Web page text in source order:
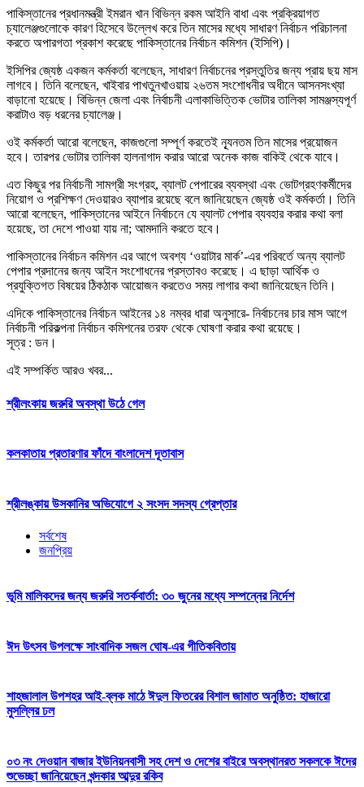
পাকিস্তানের প্রধানমন্ত্রী ইমরান খান বিভিন্ন রকম আইনি বাধা এবং প্রক্রিয়াগত
চ্যালেঞ্জগুলোকে কারণ হিসেবে উল্লেখ করে তিন মাসের মধ্যে সাধারণ নির্বাচন পরিচালনা
করতে অপারগতা প্রকাশ করেছে পাকিস্তানের নির্বাচন কমিশন (ইসিপি)।
ইসিপির জ্যেষ্ঠ একজন কর্মকর্তা বলেছেন, সাধারণ নির্বাচনের প্রস্তুতির জন্য প্রায় ছয় মাস
লাগবে। তিনি বলেছেন, খাইবার পাখতুনখাওয়ায় ২৬তম সংশোধনীর অধীনে আসনসংখ্যা
বাড়ানো হয়েছে। বিভিন্ন জেলা এবং নির্বাচনী এলাকাভিত্তিক ভোটার তালিকা সামঞ্জস্যপূর্ণ
করাটাও বড় ধরনের চ্যালেঞ্জ।
ওই কর্মকর্তা আরো বলেছেন, কাজগুলো সম্পূর্ণ করতেই ন্যূনতম তিন মাসের প্রয়োজন
হবে। তারপর ভোটার তালিকা হালনাগাদ করার আরো অনেক কাজ বাকিই থেকে যাবে।
এত কিছুর পর নির্বাচনী সামগ্রী সংগ্রহ, ব্যালট পেপারের ব্যবস্থা এবং ভোটগ্রহণকর্মীদের
নিয়োগ ও প্রশিক্ষণ দেওয়ারও ব্যাপার রয়েছে বলে জানিয়েছেন জ্যেষ্ঠ ওই কর্মকর্তা। তিনি
আরো বলেছেন, পাকিস্তানের আইনে নির্বাচনে যে ব্যালট পেপার ব্যবহার করার কথা বলা
হয়েছে, তা দেশে পাওয়া যায় না; আমদানি করতে হবে।
পাকিস্তানের নির্বাচন কমিশন এর আগে অবশ্য ‘ওয়াটার মার্ক’-এর পরিবর্তে অন্য ব্যালট
পেপার প্রদানের জন্য আইন সংশোধনের প্রস্তাবও করেছে। এ ছাড়া আর্থিক ও
প্রযুক্তিগত বিষয়ের ঠিকঠাক আয়োজন করতেও সময় লাগার কথা জানিয়েছেন তিনি।
এদিকে পাকিস্তানের নির্বাচন আইনের ১৪ নম্বর ধারা অনুসারে- নির্বাচনের চার মাস আগে
নির্বাচনী পরিকল্পনা নির্বাচন কমিশনের তরফ থেকে ঘোষণা করার কথা রয়েছে।
সূত্র : ডন।
এই সম্পর্কিত আরও খবর...
শ্রীলংকায় জরুরি অবস্থা উঠে গেল
কলকাতায় প্রতারণার ফাঁদে বাংলাদেশ দূতাবাস
শ্রীলঙ্কায় উসকানির অভিযোগে ২ সংসদ সদস্য গ্রেপ্তার
সর্বশেষ
জনপ্রিয়
ভূমি মালিকদের জন্য জরুরি সতর্কবার্তা: ৩০ জুনের মধ্যে সম্পন্নের নির্দেশ
ঈদ উৎসব উপলক্ষে সাংবাদিক সজল ঘোষ-এর গীতিকবিতায়
শাহজালাল উপশহর আই-ব্লক মাঠে ঈদুল ফিতরের বিশাল জামাত অনুষ্ঠিত: হাজারো
মুসল্লির ঢল
০৩ নং দেওয়ান বাজার ইউনিয়নবাসী সহ দেশ ও দেশের বাইরে অবস্থানরত সকলকে ঈদের
শুভেচ্ছা জানিয়েছেন খন্দকার আব্দুর রকিব